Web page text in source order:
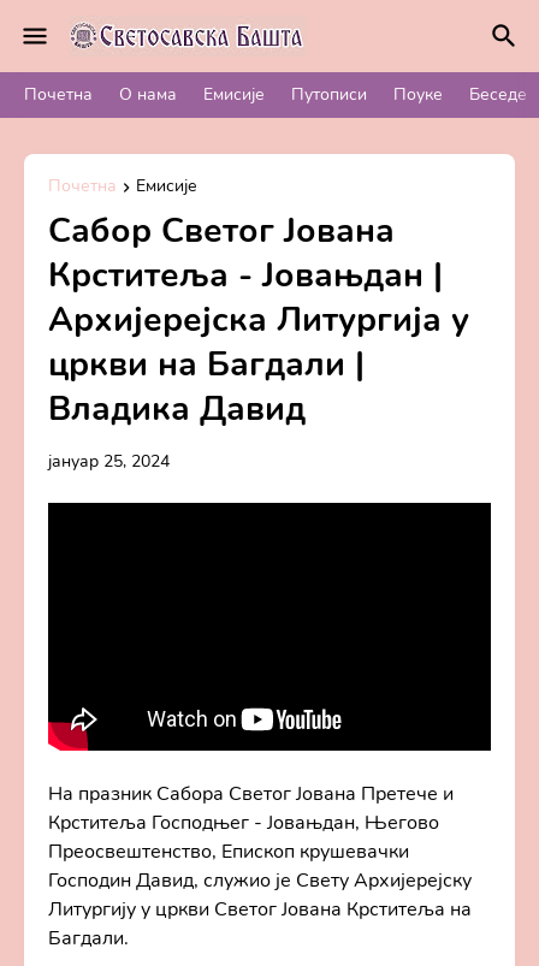
Почетна О нама Емисије Путописи Поуке Беседе
Почетна Емисије
Сабор Светог Јована
Крститеља - Јовањдан |
Архијерејска Литургија у
цркви на Багдали |
Владика Давид
јануар 25, 2024
На празник Сабора Светог Јована Претече и
Крститеља Господњег - Јовањдан, Његово
Преосвештенство, Епископ крушевачки
Господин Давид, служио је Свету Архијерејску
Литургију у цркви Светог Јована Крститеља на
Багдали.